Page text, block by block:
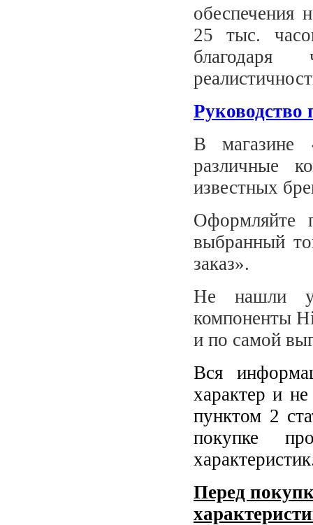
обеспечения
25 тыс.
Руководство
В магазине
различные
известных
Оформляйте
выбранный
заказ».
Не нашли у
компоненты
и по самой
Вся
характер и
пунктом 2
покупке
Перед